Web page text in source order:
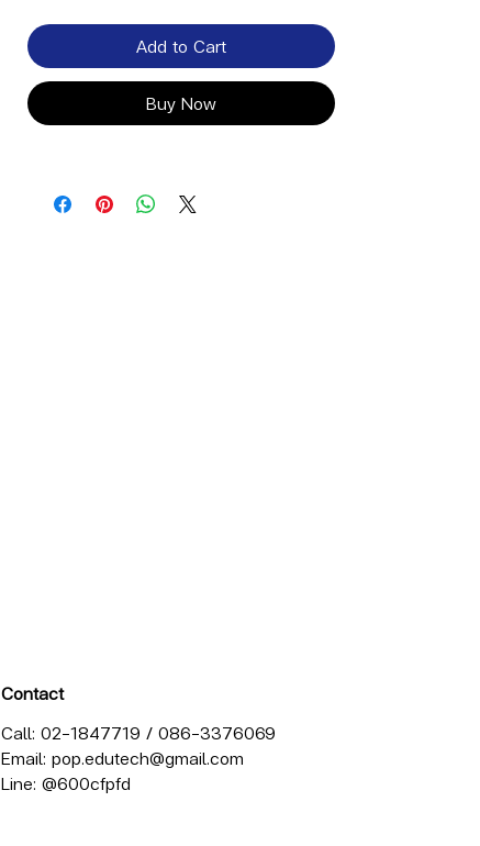
Add to Cart
Buy Now
Contact
Call: 02-1847719 / 086-3376069
Email: pop.edutech@gmail.com
Line: @600cfpfd